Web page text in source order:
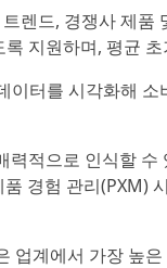
드, 경쟁사 제품
지원하며, 평균
터를 시각화해
적으로 인식할
경험 관리(PXM)
업계에서 가장 높